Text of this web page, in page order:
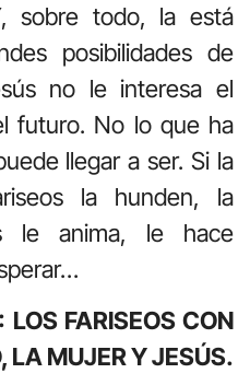
sobre todo, la está
posibilidades de
no le interesa el
futuro. No lo que ha
llegar a ser. Si la
la hunden, la
le anima, le hace
FARISEOS CON
LA MUJER Y JESÚS.